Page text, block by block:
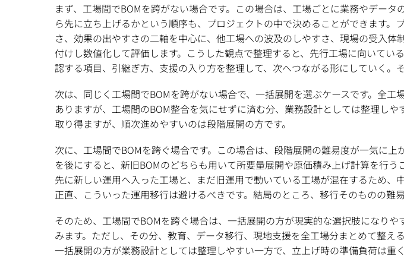
まず、工場間でBOMを跨がない場合です。この場合は、工場ごとに業務やデー
ら先に立ち上げるかという順序も、プロジェクトの中で決めることができます
さ、効果の出やすさの二軸を中心に、他工場への波及のしやすさ、現場の受入
付けし数値化して評価します。こうした観点で整理すると、先行工場に向いて
認する項目、引継ぎ方、支援の入り方を整理して、次へつながる形にしていく。
次は、同じく工場間でBOMを跨がない場合で、一括展開を選ぶケースです。全
ありますが、工場間のBOM整合を気にせずに済む分、業務設計としては整理し
取り得ますが、順次進めやすいのは段階展開の方です。
次に、工場間でBOMを跨ぐ場合です。この場合は、段階展開の難易度が一気に
を後にすると、新旧BOMのどちらも用いて所要量展開や原価積み上げ計算を行
先に新しい運用へ入った工場と、まだ旧運用で動いている工場が混在するため
正直、こういった運用移行は避けるべきです。結局のところ、移行そのものの難
そのため、工場間でBOMを跨ぐ場合は、一括展開の方が現実的な選択肢になり
みます。ただし、その分、教育、データ移行、現地支援を全工場分まとめて整え
一括展開の方が業務設計としては整理しやすい一方で、立上げ時の準備負荷は重く